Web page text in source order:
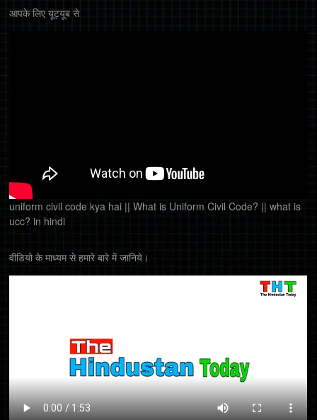
आपके लिए यूट्यूब से
uniform civil code kya hai || What is Uniform Civil Code? || what is
ucc? in hindi
वीडियो के माध्यम से हमारे बारे में जानिये।